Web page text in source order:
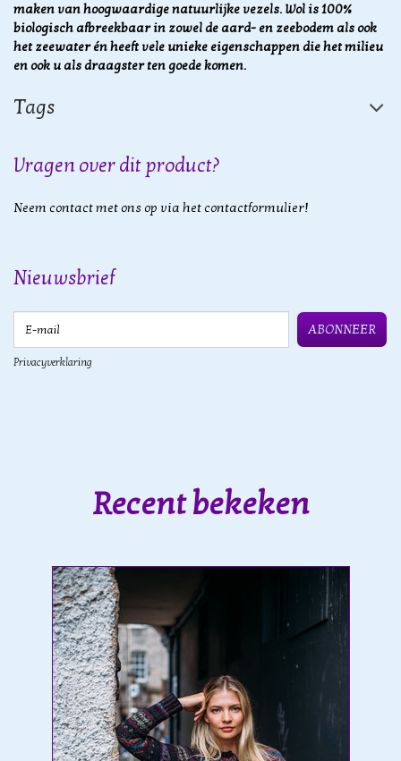
maken van hoogwaardige natuurlijke vezels. Wol is 100%
biologisch afbreekbaar in zowel de aard- en zeebodem als ook
het zeewater én heeft vele unieke eigenschappen die het milieu
en ook u als draagster ten goede komen.
Tags
Vragen over dit product?
Neem contact met ons op via het contactformulier!
Nieuwsbrief
ABONNEER
Privacyverklaring
Recent bekeken